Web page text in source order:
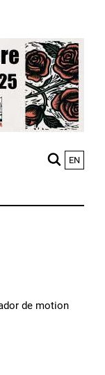
EN
de motion